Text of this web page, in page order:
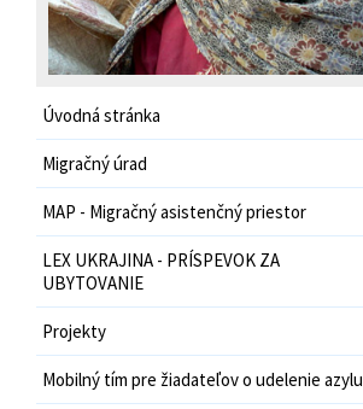
Úvodná stránka
Migračný úrad
MAP - Migračný asistenčný priestor
LEX UKRAJINA - PRÍSPEVOK ZA
UBYTOVANIE
Projekty
Mobilný tím pre žiadateľov o udelenie azylu